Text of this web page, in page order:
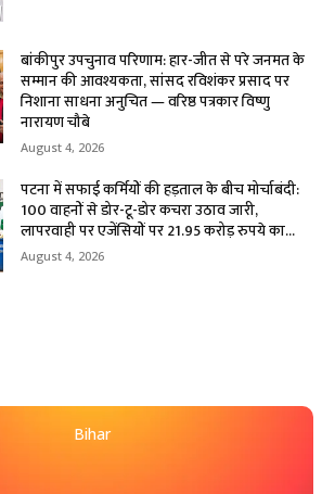
बांकीपुर उपचुनाव परिणाम: हार-जीत से परे जनमत के
सम्मान की आवश्यकता, सांसद रविशंकर प्रसाद पर
निशाना साधना अनुचित — वरिष्ठ पत्रकार विष्णु
नारायण चौबे
August 4, 2026
पटना में सफाई कर्मियों की हड़ताल के बीच मोर्चाबंदी:
100 वाहनों से डोर-टू-डोर कचरा उठाव जारी,
लापरवाही पर एजेंसियों पर 21.95 करोड़ रुपये का...
August 4, 2026
Bihar